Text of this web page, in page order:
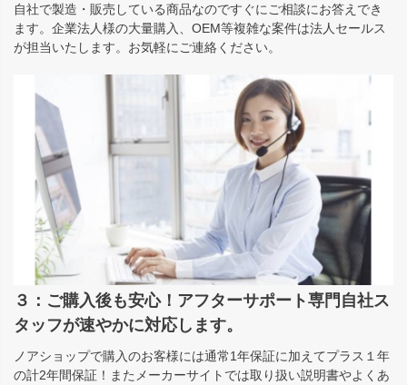
自社で製造・販売している商品なのですぐにご相談にお答えでき
ます。企業法人様の大量購入、OEM等複雑な案件は法人セールス
が担当いたします。お気軽にご連絡ください。
３：ご購入後も安心！アフターサポート専門自社ス
タッフが速やかに対応します。
ノアショップで購入のお客様には通常1年保証に加えてプラス１年
の計2年間保証！またメーカーサイトでは取り扱い説明書やよくあ